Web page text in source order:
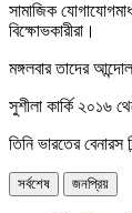
সামাজিক
বিক্ষোভকারীরা।
মঙ্গলবার তাদের
সুশীলা কার্কি ২০১৬
তিনি ভারতের
সর্বশেষ জনপ্রিয়